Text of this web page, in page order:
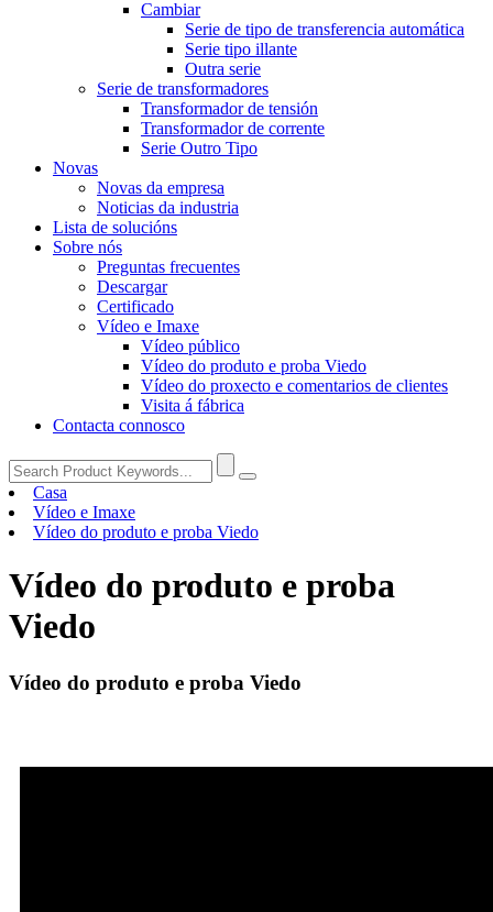
Cambiar
Serie de tipo de transferencia automática
Serie tipo illante
Outra serie
Serie de transformadores
Transformador de tensión
Transformador de corrente
Serie Outro Tipo
Novas
Novas da empresa
Noticias da industria
Lista de solucións
Sobre nós
Preguntas frecuentes
Descargar
Certificado
Vídeo e Imaxe
Vídeo público
Vídeo do produto e proba Viedo
Vídeo do proxecto e comentarios de clientes
Visita á fábrica
Contacta connosco
Casa
Vídeo e Imaxe
Vídeo do produto e proba Viedo
Vídeo do produto e proba
Viedo
Vídeo do produto e proba Viedo